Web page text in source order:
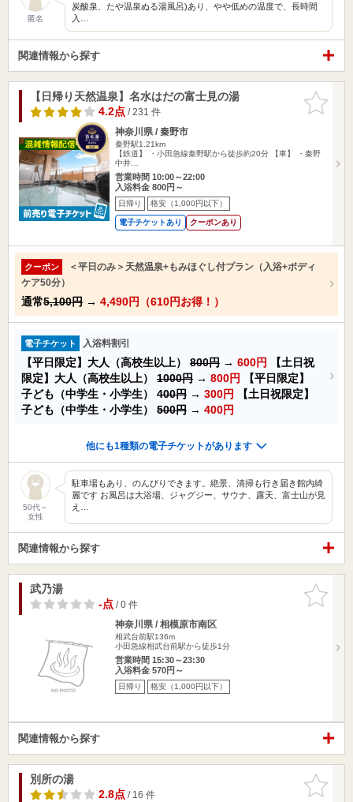
匿名
炭酸泉、たや温泉ぬる湯風呂)あり、やや低めの温度で、長時間
入…
関連情報から探す
お気に入
りに追加
【日帰り天然温泉】名水はだの富士見の湯
4.2点/ 231 件
神奈川県 / 秦野市
秦野駅1.21km
【鉄道】 ・小田急線秦野駅から徒歩約20分 【車】 ・秦野
中井…
営業時間 10:00～22:00
入浴料金 800円～
日帰り 格安（1,000円以下）
電子チケットあり クーポンあり
クーポン
＜平日のみ＞天然温泉+もみほぐし付プラン（入浴+ボディ
ケア50分）
通常5,100円 → 4,490円（610円お得！）
電子チケット 入浴料割引
【平日限定】大人（高校生以上） 800円 → 600円
【土日祝
限定】大人（高校生以上） 1000円 → 800円
【平日限定】
子ども（中学生・小学生） 400円 → 300円
【土日祝限定】
子ども（中学生・小学生） 500円 → 400円
他にも1種類の電子チケットがあります
50代～
女性
駐車場もあり、のんびりできます。絶景、清掃も行き届き館内綺
麗です お風呂は大浴場、ジャグジー、サウナ、露天、富士山が見
え…
関連情報から探す
お気に入
りに追加
武乃湯
-点/ 0 件
神奈川県 / 相模原市南区
相武台前駅136m
小田急線相武台前駅から徒歩1分
営業時間 15:30～23:30
入浴料金 570円～
日帰り 格安（1,000円以下）
関連情報から探す
お気に入
りに追加
別所の湯
2.8点/ 16 件